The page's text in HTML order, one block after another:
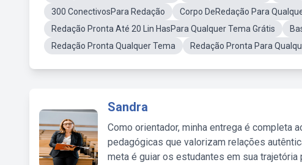
300 ConectivosPara Redação
Corpo DeRedação Para
Redação Pronta Até 20 Lin HasPara Qualquer Tema Grátis
Redação Pronta Qualquer Tema
Redação Pronta Para
Sandra
Como orientador, minha entrega é completa
pedagógicas que valorizam relações
meta é guiar os estudantes em sua